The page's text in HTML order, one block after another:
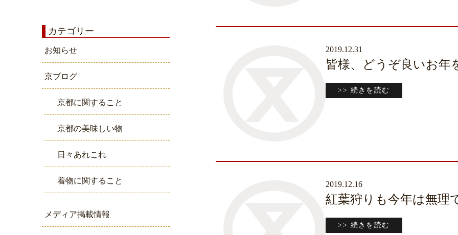
カテゴリー
お知らせ
京ブログ
京都に関すること
京都の美味しい物
日々あれこれ
着物に関すること
メディア掲載情報
2019.12.31
皆様、どうぞ良いお年
>> 続きを読む
2019.12.16
紅葉狩りも今年は無理
>> 続きを読む